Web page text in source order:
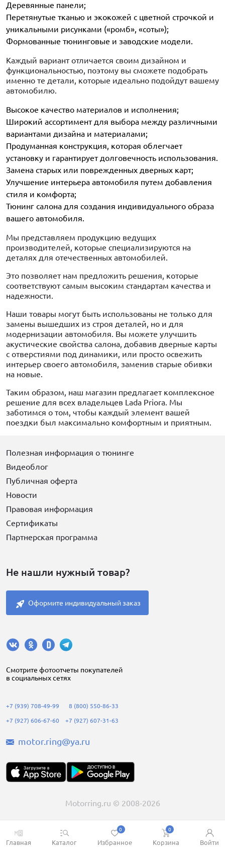
Главная Каталог Избранное
0
Корзина
0
Войти
Деревянные панели;
Перетянутые тканью и экокожей с цветной строчкой и
уникальными рисунками («ромб», «соты»);
Формованные тюнинговые и заводские модели.
Каждый вариант отличается своим дизайном и
функциональностью, поэтому вы сможете подобрать
именно те детали, которые идеально подойдут вашему
автомобилю.
Высокое качество материалов и исполнения;
Широкий ассортимент для выбора между различными
вариантами дизайна и материалами;
Продуманная конструкция, которая облегчает
установку и гарантирует долговечность использования.
Замена старых или поврежденных дверных карт;
Улучшение интерьера автомобиля путем добавления
стиля и комфорта;
Тюнинг салона для создания индивидуального образа
вашего автомобиля.
Мы представляем продукцию ведущих
производителей, которые специализируются на
деталях для отечественных автомобилей.
Это позволяет нам предложить решения, которые
соответствуют самым высоким стандартам качества и
надежности.
Наши товары могут быть использованы не только для
замены вышедших из строя деталей, но и для
модернизации автомобиля. Вы можете улучшить
акустические свойства салона, добавив дверные карты
с отверстиями под динамики, или просто освежить
интерьер своего автомобиля, заменив старые обивки
на новые.
Таким образом, наш магазин предлагает комплексное
решение для всех владельцев Lada Priora. Мы
заботимся о том, чтобы каждый элемент вашей
поездки был максимально комфортным и приятным.
Полезная информация о тюнинге
Видеоблог
Публичная оферта
Новости
Правовая информация
Сертификаты
Партнерская программа
Не нашли нужный товар?
Оформите индивидуальный заказ
Cмотрите фотоотчеты покупателей
в социальных сетях
+7 (939) 708-49-99
+7 (927) 606-67-60
8 (800) 550-86-33
+7 (927) 607-31-63
motor.ring@ya.ru
Motorring.ru © 2008-2026